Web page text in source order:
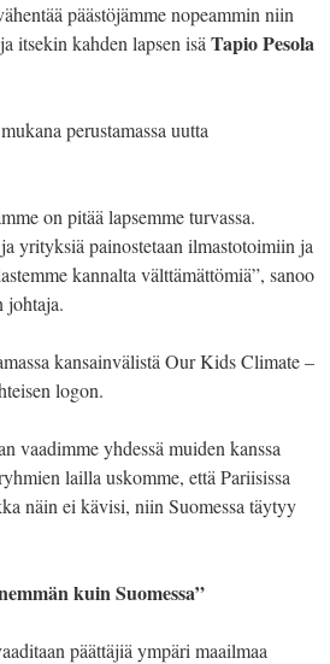
päästöjämme nopeammin niin
itsekin kahden lapsen isä Tapio Pesola
perustamassa uutta
on pitää lapsemme turvassa.
yrityksiä painostetaan ilmastotoimiin ja
kannalta välttämättömiä”, sanoo
johtaja.
kansainvälistä Our Kids Climate –
logon.
vaadimme yhdessä muiden kanssa
lailla uskomme, että Pariisissa
näin ei kävisi, niin Suomessa täytyy
kuin Suomessa”
päättäjiä ympäri maailmaa